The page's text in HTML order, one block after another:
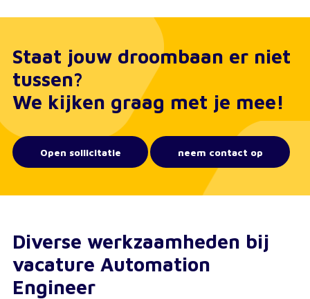
Staat jouw droombaan er niet
tussen?
We kijken graag met je mee!
Open sollicitatie neem contact op
Diverse werkzaamheden bij
vacature Automation
Engineer